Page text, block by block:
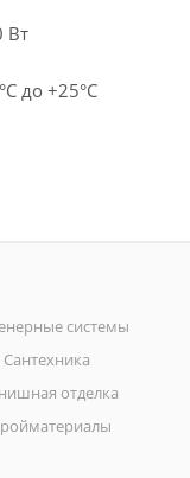
Вт
до +25°С
системы
Сантехника
отделка